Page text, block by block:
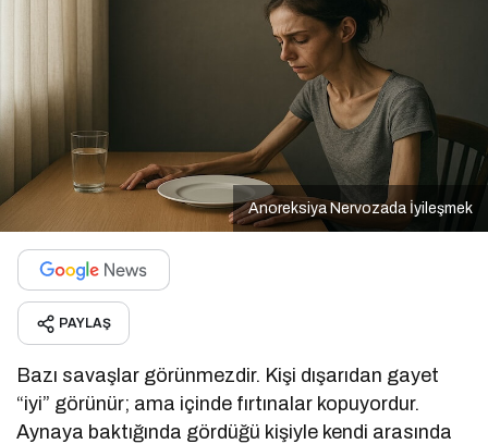
Anoreksiya Nervozada İyileşmek
PAYLAŞ
Bazı savaşlar görünmezdir. Kişi dışarıdan gayet
“iyi” görünür; ama içinde fırtınalar kopuyordur.
Aynaya baktığında gördüğü kişiyle kendi arasında